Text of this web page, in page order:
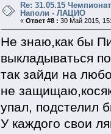
Re: 31.05.15
Наполи - ЛАЦИО
«Ответ #8 : 30 Май 2015,
Не знаю,как бы
выкладываться
так зайди на
не
упал, подстелил
У каждого свои